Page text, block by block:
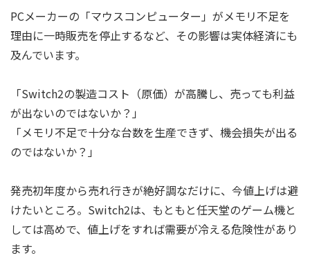
PCメーカーの「マウスコンピューター」がメモリ不足を
理由に一時販売を停止するなど、その影響は実体経済にも
及んでいます。
「Switch2の製造コスト（原価）が高騰し、売っても利益
が出ないのではないか？」
「メモリ不足で十分な台数を生産できず、機会損失が出る
のではないか？」
発売初年度から売れ行きが絶好調なだけに、今値上げは避
けたいところ。Switch2は、もともと任天堂のゲーム機と
しては高めで、値上げをすれば需要が冷える危険性があり
ます。